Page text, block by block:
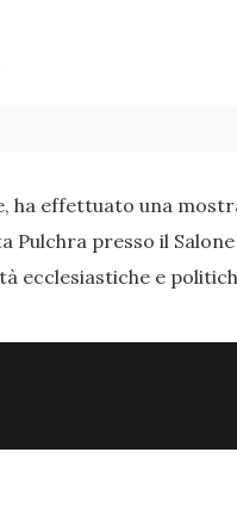
ha effettuato una
Pulchra presso il
e